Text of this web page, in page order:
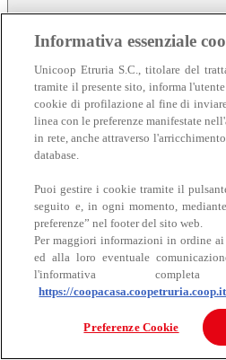
Carne
Bovino
Informativa essenziale
Unicoop Etruria S.C., titolare del
tramite il presente sito, informa
cookie di profilazione al fine di
linea con le preferenze manifestate
in rete, anche attraverso
database.
Puoi gestire i cookie tramite il
seguito e, in ogni momento,
preferenze” nel footer del sito web.
Per maggiori informazioni in ordine
ed alla loro eventuale
l'informativa
https://
Preferenze Cookie